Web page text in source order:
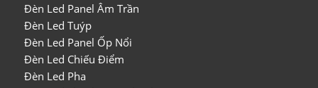
Đèn Led Panel Âm Trần
Đèn Led Tuýp
Đèn Led Panel Ốp Nổi
Đèn Led Chiếu Điểm
Đèn Led Pha